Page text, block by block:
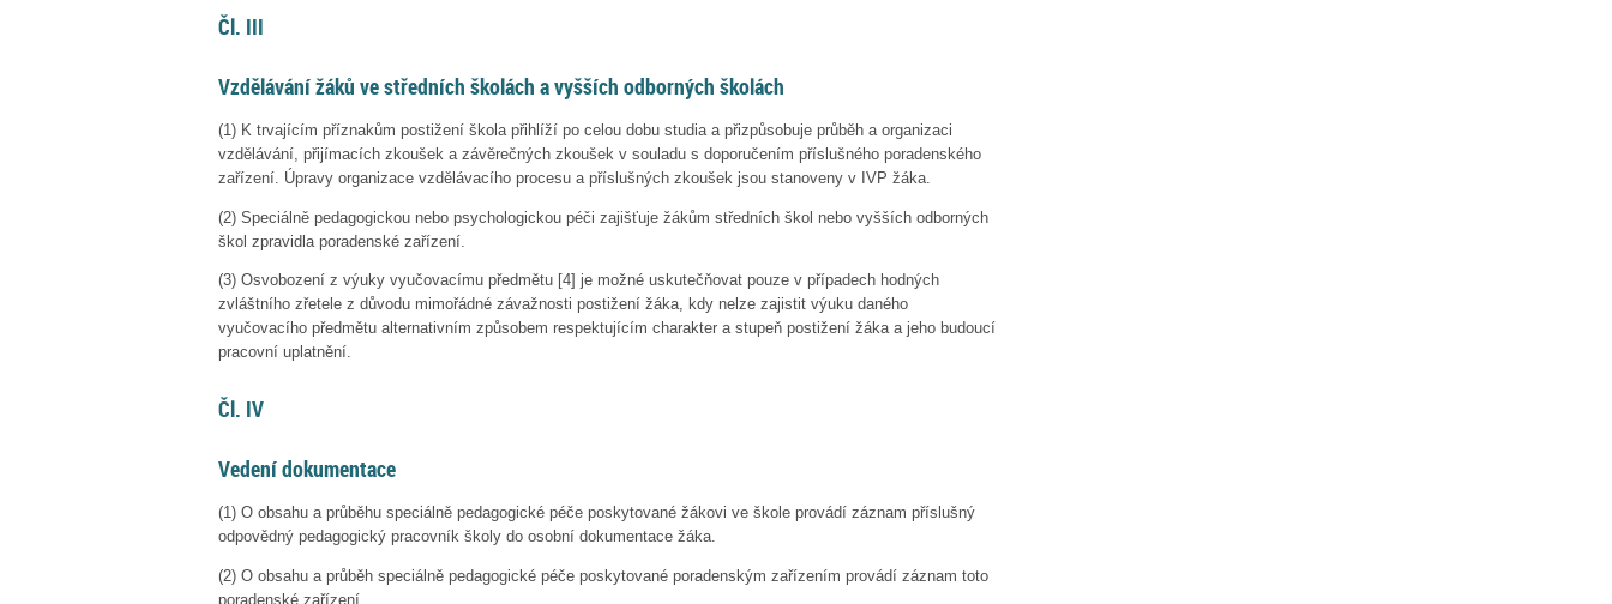
Čl. III
Vzdělávání žáků ve středních školách a vyšších odborných školách
(1) K trvajícím příznakům postižení škola přihlíží po celou dobu studia a přizpůsobuje průběh a organizaci
vzdělávání, přijímacích zkoušek a závěrečných zkoušek v souladu s doporučením příslušného poradenského
zařízení. Úpravy organizace vzdělávacího procesu a příslušných zkoušek jsou stanoveny v IVP žáka.
(2) Speciálně pedagogickou nebo psychologickou péči zajišťuje žákům středních škol nebo vyšších odborných
škol zpravidla poradenské zařízení.
(3) Osvobození z výuky vyučovacímu předmětu [4] je možné uskutečňovat pouze v případech hodných
zvláštního zřetele z důvodu mimořádné závažnosti postižení žáka, kdy nelze zajistit výuku daného
vyučovacího předmětu alternativním způsobem respektujícím charakter a stupeň postižení žáka a jeho budoucí
pracovní uplatnění.
Čl. IV
Vedení dokumentace
(1) O obsahu a průběhu speciálně pedagogické péče poskytované žákovi ve škole provádí záznam příslušný
odpovědný pedagogický pracovník školy do osobní dokumentace žáka.
(2) O obsahu a průběh speciálně pedagogické péče poskytované poradenským zařízením provádí záznam toto
poradenské zařízení.